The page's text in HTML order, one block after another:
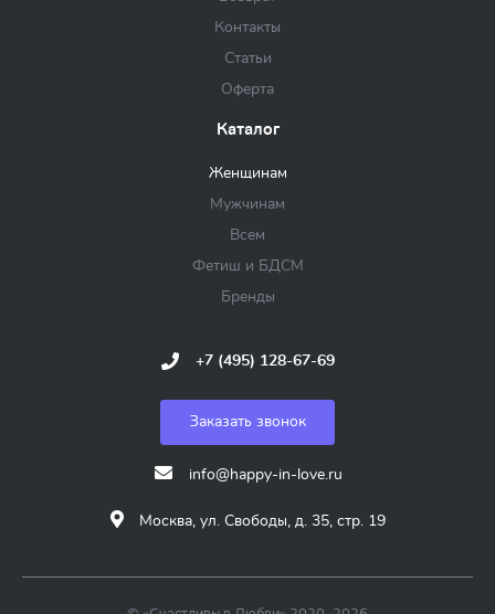
Контакты
Статьи
Оферта
Каталог
Женщинам
Мужчинам
Всем
Фетиш и БДСМ
Бренды
+7 (495) 128-67-69
Заказать звонок
info@happy-in-love.ru
Москва, ул. Свободы, д. 35, стр. 19